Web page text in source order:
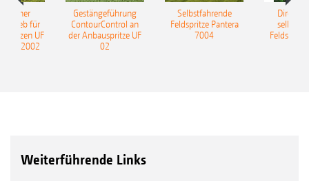
für
UF
UF 2002
Gestängeführung
ContourControl an
der Anbauspritze UF
02
Selbstfahrende
Feldspritze Pantera
7004
Weiterführende Links